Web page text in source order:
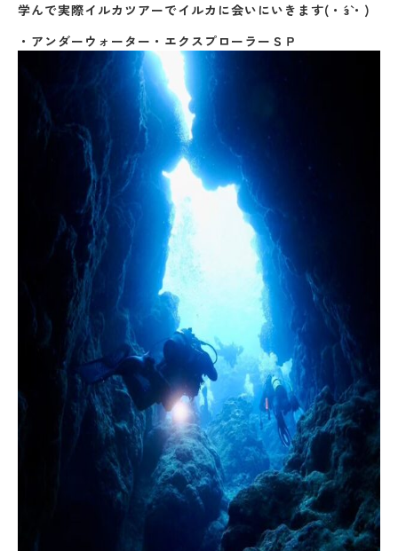
学んで実際イルカツアーでイルカに会いにいきます(・´з`・)
・アンダーウォーター・エクスプローラーＳＰ